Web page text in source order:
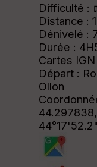
Difficulté :
Distance :
Dénivelé :
Durée :
Cartes IGN
Départ :
Ollon